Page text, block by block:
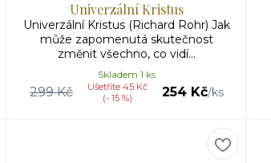
Univerzální Kristus
Univerzální Kristus (Richard Rohr) Jak
může zapomenutá skutečnost
změnit všechno, co vidí...
299 Kč
Ušetříte 45 Kč
(- 15 %)
254 Kč/ks
Skladem 1 ks